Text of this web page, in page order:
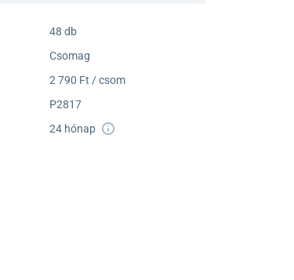
48 db
Csomag
2 790 Ft / csom
P2817
24 hónap